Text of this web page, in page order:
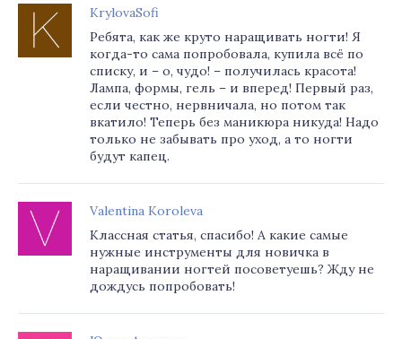
KrylovaSofi
Ребята, как же круто наращивать ногти! Я
когда-то сама попробовала, купила всё по
списку, и – о, чудо! – получилась красота!
Лампа, формы, гель – и вперед! Первый раз,
если честно, нервничала, но потом так
вкатило! Теперь без маникюра никуда! Надо
только не забывать про уход, а то ногти
будут капец.
Valentina Koroleva
Классная статья, спасибо! А какие самые
нужные инструменты для новичка в
наращивании ногтей посоветуешь? Жду не
дождусь попробовать!